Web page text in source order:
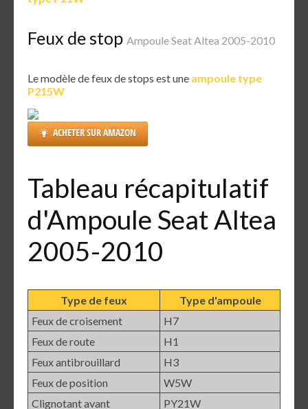
Feux de stop Ampoule Seat Altea 2005-2010
Le modèle de feux de stops est une ampoule type
P215W
ACHETER SUR AMAZON
Tableau récapitulatif
d'Ampoule Seat Altea
2005-2010
Type de feux
Type d'ampoule
Feux de croisement
H7
Feux de route
H1
Feux antibrouillard
H3
Feux de position
W5W
Clignotant avant
PY21W